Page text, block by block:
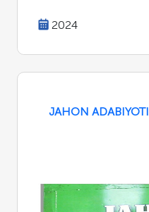
2024
JAHON ADABIYOTI